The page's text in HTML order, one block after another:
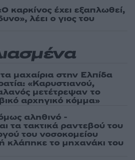
καρκίνος έχει εξαπλωθεί,
λέει ο γιος του
μαχαίρια στην Ελπίδα
«Καρυστιανού,
μετέτρεψαν το
αρχηγικό κόμμα»
αληθινό -
τα τακτικά ραντεβού του
του νοσοκομείου
κλάπηκε το μηχανάκι του